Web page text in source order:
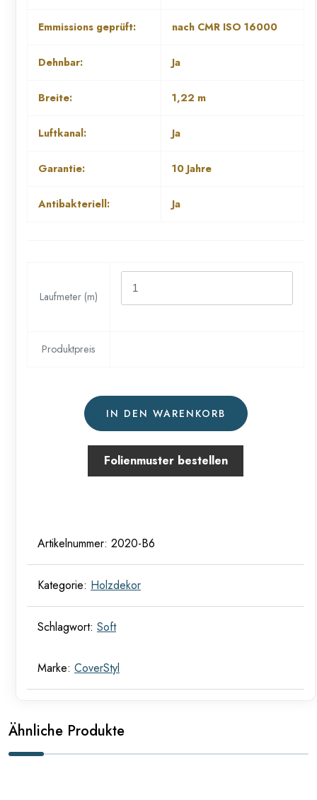
Emmissions geprüft: nach CMR ISO 16000
Dehnbar: Ja
Breite: 1,22 m
Luftkanal: Ja
Garantie: 10 Jahre
Antibakteriell: Ja
Laufmeter (m)
Produktpreis
IN DEN WARENKORB
Folienmuster bestellen
Artikelnummer: 2020-B6
Kategorie: Holzdekor
Schlagwort: Soft
Marke: CoverStyl
Ähnliche Produkte